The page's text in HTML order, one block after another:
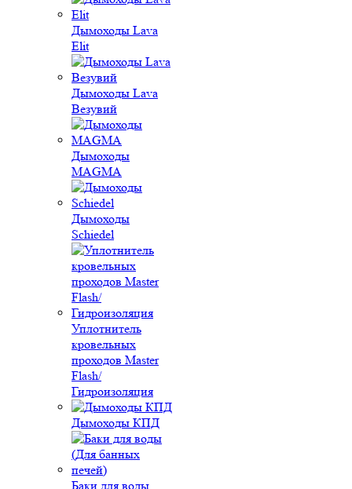
Дымоходы Lava
Elit
Дымоходы Lava
Везувий
Дымоходы
MAGMA
Дымоходы
Schiedel
Уплотнитель
кровельных
проходов Master
Flash/
Гидроизоляция
Дымоходы КПД
Баки для воды